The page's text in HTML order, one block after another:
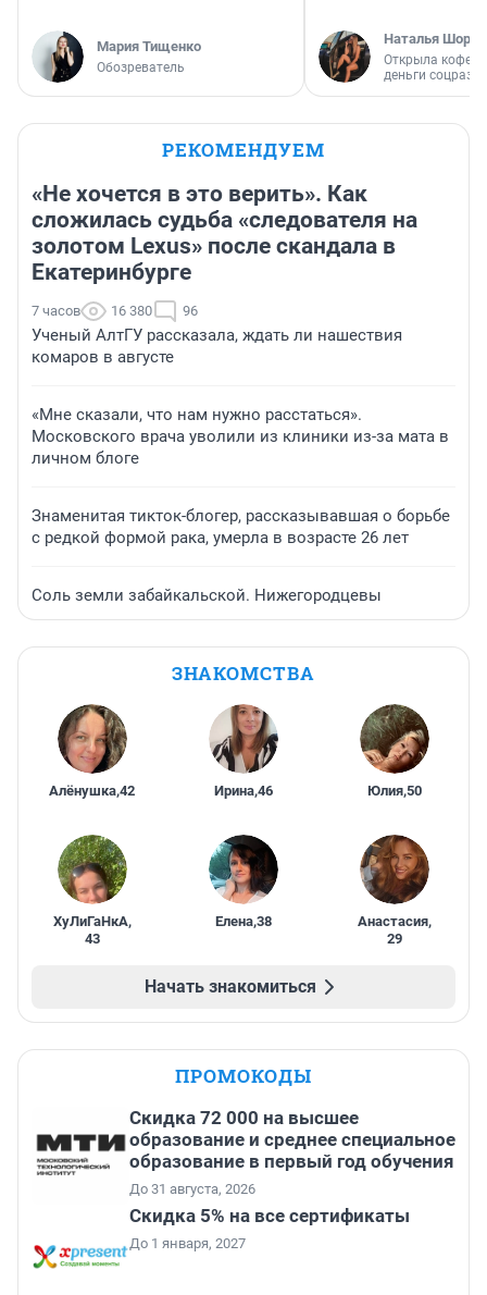
Мария Тищенко
Обозреватель
Наталья
Открыла
деньги
РЕКОМЕНДУЕМ
«Не хочется в это верить». Как
сложилась судьба «следователя на
золотом Lexus» после скандала в
Екатеринбурге
7 часов 16 380 96
Ученый АлтГУ рассказала, ждать ли нашествия
комаров в августе
«Мне сказали, что нам нужно расстаться».
Московского врача уволили из клиники из-за мата в
личном блоге
Знаменитая тикток-блогер, рассказывавшая о борьбе
с редкой формой рака, умерла в возрасте 26 лет
Соль земли забайкальской. Нижегородцевы
ЗНАКОМСТВА
Алёнушка,42 Ирина,46 Юлия,50
ХуЛиГаНкА,
43
Елена,38 Анастасия,
29
Начать знакомиться
ПРОМОКОДЫ
Скидка 72 000 на высшее
образование и среднее специальное
образование в первый год обучения
До 31 августа, 2026
Скидка 5% на все сертификаты
До 1 января, 2027